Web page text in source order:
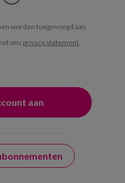
worden toegevoegd aan
ons privacy statement.